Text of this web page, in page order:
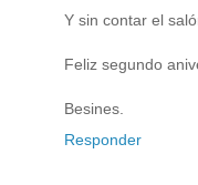
Y sin contar el
Feliz segundo
Besines.
Responder